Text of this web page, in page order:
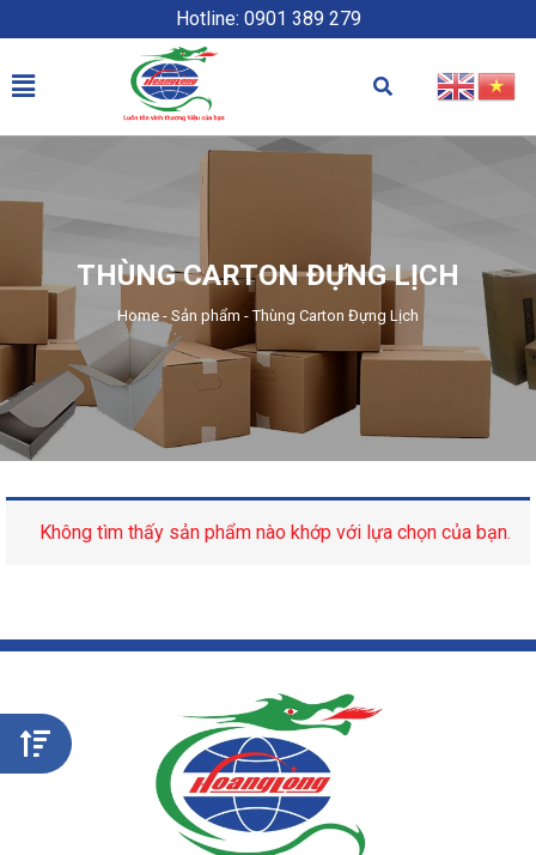
Hotline: 0901 389 279
THÙNG CARTON ĐỰNG LỊCH
Home - Sản phẩm -Thùng Carton Đựng Lịch
Không tìm thấy sản phẩm nào khớp với lựa chọn của bạn.